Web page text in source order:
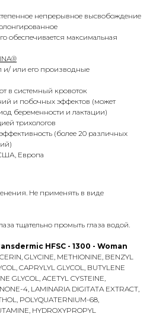
непрерывное высвобождение
обеспечивается максимальная
и/ или его производные
в системный кровоток
и побочных эффектов (может
беременности и лактации)
трихологов
(более 20 различных
Европа
Не применять в виде
тщательно промыть глаза водой.
HFSC - 1300 - Woman
GLYCINE, METHIONINE, BENZYL
CAPRYLYL GLYCOL, BUTYLENE
GLYCOL, ACETYL CYSTEINE,
4, LAMINARIA DIGITATA EXTRACT,
POLYQUATERNIUM-68,
HYDROXYPROPYL